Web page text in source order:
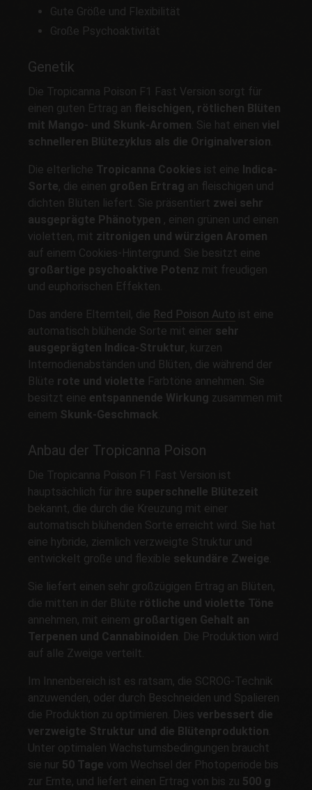
Gute Größe und Flexibilität
Große Psychoaktivität
Genetik
Die Tropicanna Poison F1 Fast Version sorgt für
einen guten Ertrag an fleischigen, rötlichen Blüten
mit Mango- und Skunk-Aromen. Sie hat einen viel
schnelleren Blütezyklus als die Originalversion.
Die elterliche Tropicanna Cookies ist eine Indica-
Sorte, die einen großen Ertrag an fleischigen und
dichten Blüten liefert. Sie präsentiert zwei sehr
ausgeprägte Phänotypen , einen grünen und einen
violetten, mit zitronigen und würzigen Aromen
auf einem Cookies-Hintergrund. Sie besitzt eine
großartige psychoaktive Potenz mit freudigen
und euphorischen Effekten.
Das andere Elternteil, die Red Poison Auto ist eine
automatisch blühende Sorte mit einer sehr
ausgeprägten Indica-Struktur, kurzen
Internodienabständen und Blüten, die während der
Blüte rote und violette Farbtöne annehmen. Sie
besitzt eine entspannende Wirkung zusammen mit
einem Skunk-Geschmack.
Anbau der Tropicanna Poison
Die Tropicanna Poison F1 Fast Version ist
hauptsächlich für ihre superschnelle Blütezeit
bekannt, die durch die Kreuzung mit einer
automatisch blühenden Sorte erreicht wird. Sie hat
eine hybride, ziemlich verzweigte Struktur und
entwickelt große und flexible sekundäre Zweige.
Sie liefert einen sehr großzügigen Ertrag an Blüten,
die mitten in der Blüte rötliche und violette Töne
annehmen, mit einem großartigen Gehalt an
Terpenen und Cannabinoiden. Die Produktion wird
auf alle Zweige verteilt.
Im Innenbereich ist es ratsam, die SCROG-Technik
anzuwenden, oder durch Beschneiden und Spalieren
die Produktion zu optimieren. Dies verbessert die
verzweigte Struktur und die Blütenproduktion.
Unter optimalen Wachstumsbedingungen braucht
sie nur 50 Tage vom Wechsel der Photoperiode bis
zur Ernte, und liefert einen Ertrag von bis zu 500 g